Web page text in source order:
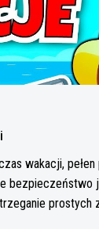
wakacji,
bezpieczeństwo
prostych